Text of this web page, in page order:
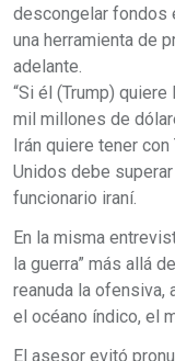
descongelar fondos
una herramienta de
adelante.
“Si él (Trump)
mil millones de
Irán quiere tener
Unidos debe superar
funcionario iraní.
En la misma
la guerra” más allá
reanuda la ofensiva,
el océano índico, el
El asesor evitó